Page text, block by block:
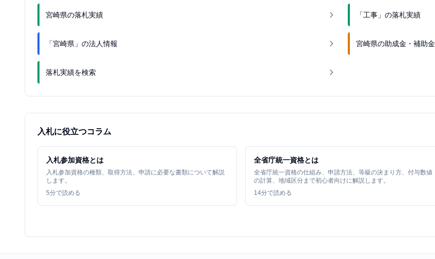
宮崎県の落札実績 「工事」の落札実績
「宮崎県」の法人情報 宮崎県の助成金・補助金
落札実績を検索
入札に役立つコラム
入札参加資格とは
入札参加資格の種類、取得方法、申請に必要な書類について解説
します。
5分で読める
全省庁統一資格とは
全省庁統一資格の仕組み、申請方法、等級の決まり方、付与数値
の計算、地域区分まで初心者向けに解説します。
14分で読める